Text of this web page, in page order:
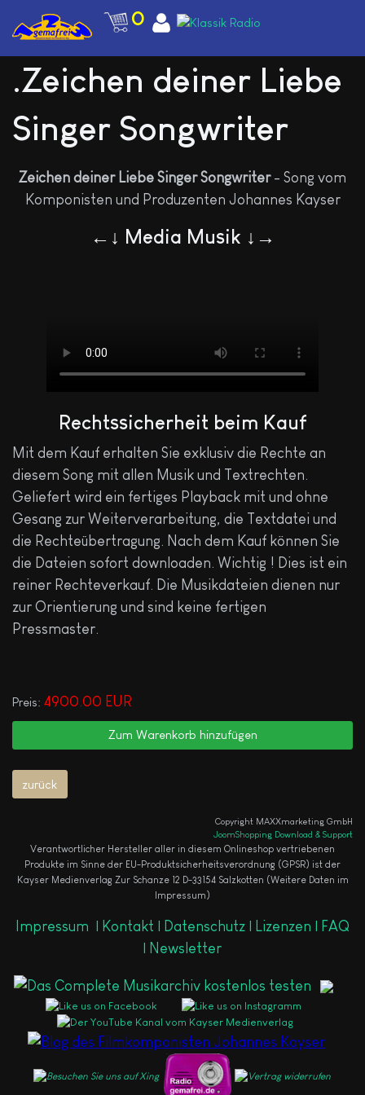
0
.Zeichen deiner Liebe
Singer Songwriter
Zeichen deiner Liebe Singer Songwriter- Song vom
Komponisten und Produzenten Johannes Kayser
←↓ Media Musik ↓→
Rechtssicherheit beim Kauf
Mit dem Kauf erhalten Sie exklusiv die Rechte an
diesem Song mit allen Musik und Textrechten.
Geliefert wird ein fertiges Playback mit und ohne
Gesang zur Weiterverarbeitung, die Textdatei und
die Rechteübertragung. Nach dem Kauf können Sie
die Dateien sofort downloaden. Wichtig ! Dies ist ein
reiner Rechteverkauf. Die Musikdateien dienen nur
zur Orientierung und sind keine fertigen
Pressmaster.
Preis: 4900.00 EUR
Copyright MAXXmarketing GmbH
JoomShopping Download & Support
Verantwortlicher Hersteller aller in diesem Onlineshop vertriebenen
Produkte im Sinne der EU-Produktsicherheitsverordnung (GPSR) ist der
Kayser Medienverlag Zur Schanze 12 D-33154 Salzkotten (Weitere Daten im
Impressum)
Impressum Kontakt | Datenschutz | Lizenzen |
FAQ
Newsletter